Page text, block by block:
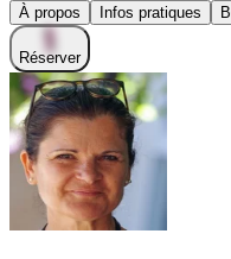
À propos Infos pratiques
Réserver